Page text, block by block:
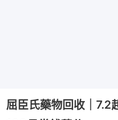
屈臣氏藥物回收｜